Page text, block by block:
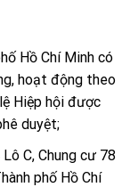
Hồ Chí Minh có
hoạt động theo
Hiệp hội được
duyệt;
C, Chung cư 78
phố Hồ Chí